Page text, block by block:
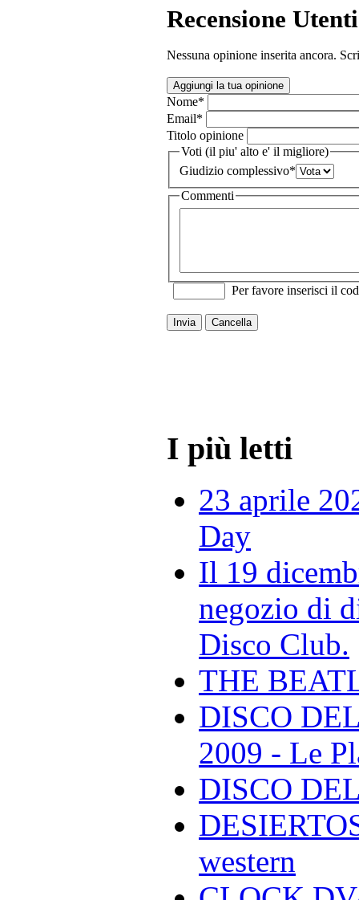
Recensione Utenti
Nessuna opinione inserita ancora.
Aggiungi la tua opinione
Nome*
Email*
Titolo opinione
Voti (il piu' alto e' il migliore)
Giudizio complessivo*
Commenti
Per favore inserisci il
Invia Cancella
I più letti
23 aprile
Day
Il 19
negozio di
Disco Club.
THE
DISCO
2009 - Le
DISCO
western